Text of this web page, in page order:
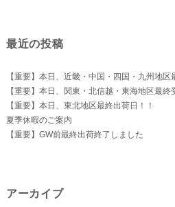
最近の投稿
【重要】本日、近畿・中国・四国・九州地区
【重要】本日、関東・北信越・東海地区最終
【重要】本日、東北地区最終出荷日！！
夏季休暇のご案内
【重要】GW前最終出荷終了しました
アーカイブ